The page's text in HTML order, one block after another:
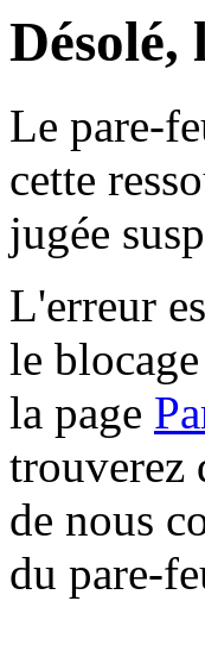
Désolé,
Le pare-
cette
jugée
L'erreur
le
la page
trouverez
de nous
du pare-